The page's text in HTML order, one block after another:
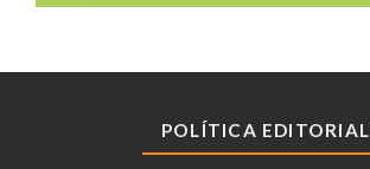
POLÍTICA EDITORIAL